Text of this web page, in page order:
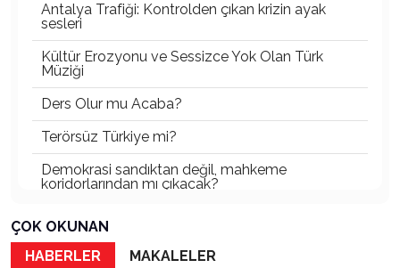
Antalya Trafiği: Kontrolden çıkan krizin ayak
sesleri
Kültür Erozyonu ve Sessizce Yok Olan Türk
Müziği
Ders Olur mu Acaba?
Terörsüz Türkiye mi?
Demokrasi sandıktan değil, mahkeme
koridorlarından mı çıkacak?
Gazetecinin kaderi!..
Turizmde Herşey Dahil Sistemi tartışılmalı
ÇOK OKUNAN
HABERLER
MAKALELER